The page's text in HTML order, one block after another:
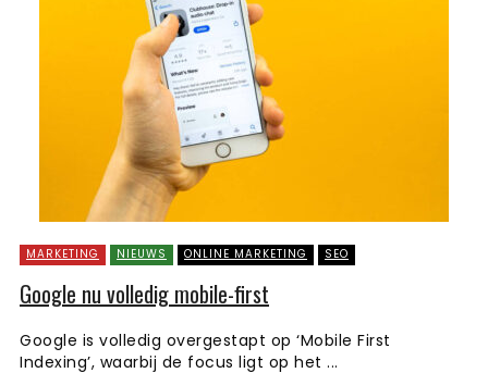
MARKETING NIEUWS ONLINE MARKETING SEO
Google nu volledig mobile-first
Google is volledig overgestapt op ‘Mobile First
Indexing’, waarbij de focus ligt op het ...